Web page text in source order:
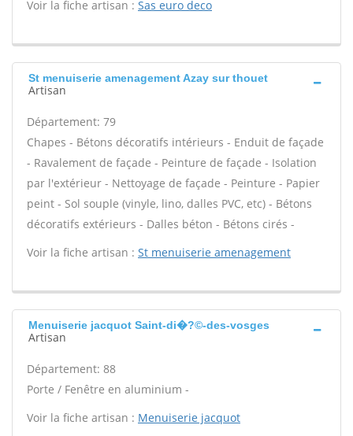
Voir la fiche artisan : Sas euro deco
St menuiserie amenagement Azay sur thouet
Artisan
Département: 79
Chapes - Bétons décoratifs intérieurs - Enduit de façade
- Ravalement de façade - Peinture de façade - Isolation
par l'extérieur - Nettoyage de façade - Peinture - Papier
peint - Sol souple (vinyle, lino, dalles PVC, etc) - Bétons
décoratifs extérieurs - Dalles béton - Bétons cirés -
Voir la fiche artisan : St menuiserie amenagement
Menuiserie jacquot Saint-di�?©-des-vosges
Artisan
Département: 88
Porte / Fenêtre en aluminium -
Voir la fiche artisan : Menuiserie jacquot